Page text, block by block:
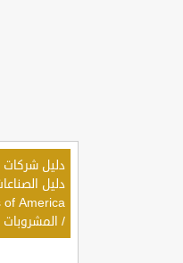
دليل شركات
of America
/